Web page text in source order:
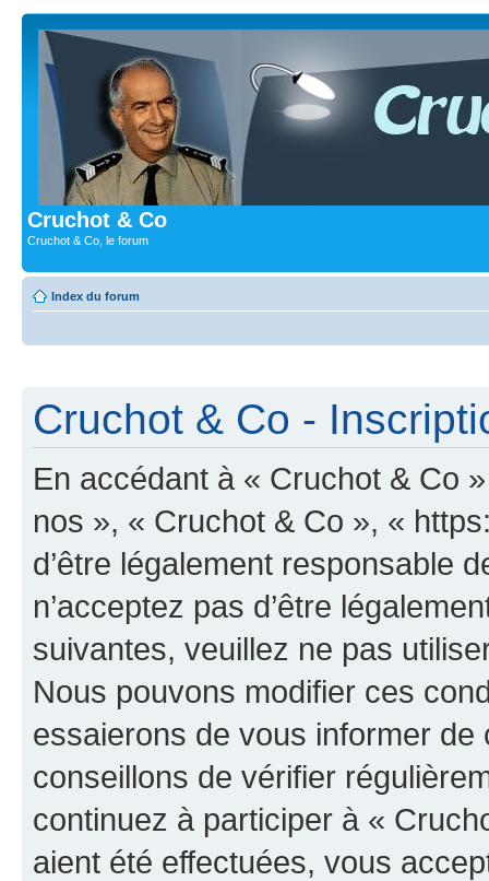
Cruchot & Co
Cruchot & Co, le forum
Index du forum
Cruchot & Co -
En accédant à « Cruchot & Co
nos », « Cruchot & Co », «
d’être légalement responsable
n’acceptez pas d’être
suivantes, veuillez ne pas
Nous pouvons modifier ces
essaierons de vous informer
conseillons de vérifier
continuez à participer à «
aient été effectuées, vous